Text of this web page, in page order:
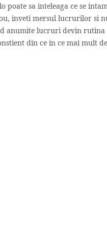
poate sa inteleaga ce se
inveti mersul lucrurilor si
anumite lucruri devin rutina
din ce in ce mai mult de